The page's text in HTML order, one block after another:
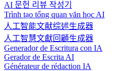
AI 문헌 리뷰 작성기
Trình tạo tổng quan văn học AI
人工智能文献综述生成器
人工智慧文獻回顧生成器
Generador de Escritura con IA
Gerador de Escrita AI
Générateur de rédaction IA